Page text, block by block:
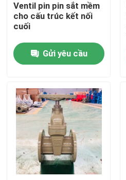
Tham quan nhà máy
Kiểm soát chất lượng
Tin tức
Các trường hợp
Van cổng DI
Ventil pin pin sắt mềm
cho cấu trúc kết nối
cuối
Gửi yêu cầu